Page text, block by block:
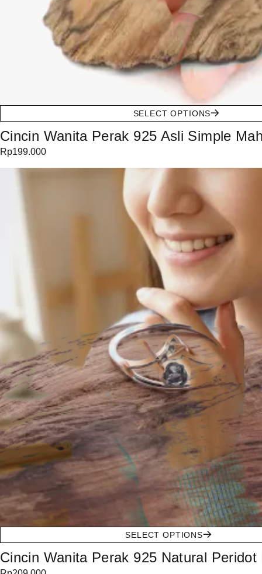
SELECT OPTIONS
Cincin Wanita Perak 925 Asli Simple
Rp199.000
SELECT OPTIONS
Cincin Wanita Perak 925 Natural Peridot